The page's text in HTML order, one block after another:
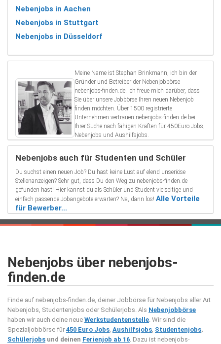
Nebenjobs in Aachen
Nebenjobs in Stuttgart
Nebenjobs in Düsseldorf
Meine Name ist Stephan Brinkmann, ich bin der
Gründer und Betreiber der Nebenjobbörse
nebenjobs-finden.de. Ich freue mich darüber, dass
Sie über unsere Jobbörse Ihren neuen Nebenjob
finden möchten. Über 1500 registrierte
Unternehmen vertrauen nebenjobs-finden.de bei
Ihrer Suche nach fähigen Kräften für 450Euro Jobs,
Nebenjobs und Aushilfsjobs.
Nebenjobs auch für Studenten und Schüler
Du suchst einen neuen Job? Du hast keine Lust auf elend unseriöse
Stellenanzeigen? Sehr gut, dass Du den Weg zu nebenjobs-finden.de
gefunden hast! Hier kannst du als Schüler und Student vielseitige und
einfach passende Jobangebote erwarten? Na, dann los! Alle Vorteile
für Bewerber...
Nebenjobs über nebenjobs-
finden.de
Finde auf nebenjobs-finden.de, deiner Jobbörse für Nebenjobs aller Art
Nebenjobs, Studentenjobs oder Schülerjobs. Als Nebenjobbörse
haben wir auch deine neue Werkstudentenstelle. Wir sind die
Spezialjobbörse für 450 Euro Jobs, Aushilfsjobs, Studentenjobs,
Schülerjobs und deinen Ferienjob ab 16. Dazu ist nebenjobs-